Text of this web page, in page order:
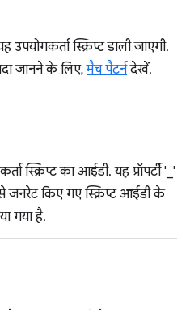
स्क्रिप्ट डाली जाएगी.
जानने के लिए,मैच पैटर्नदेखें.
स्क्रिप्ट का आईडी. यह प्रॉपर्टी '_'
जनरेट किए गए स्क्रिप्ट आईडी के
गया है.